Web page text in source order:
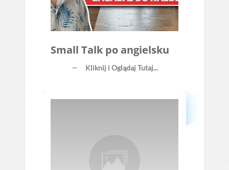
Small Talk po angielsku
Kliknij i Oglądaj Tutaj...